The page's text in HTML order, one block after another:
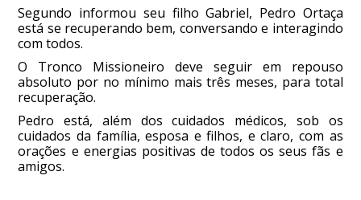
Segundo informou seu filho Gabriel, Pedro Ortaça
está se recuperando bem, conversando e interagindo
com todos.
O Tronco Missioneiro deve seguir em repouso
absoluto por no mínimo mais três meses, para total
recuperação.
Pedro está, além dos cuidados médicos, sob os
cuidados da família, esposa e filhos, e claro, com as
orações e energias positivas de todos os seus fãs e
amigos.